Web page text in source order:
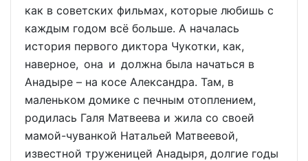
как в советских фильмах, которые любишь с
каждым годом всё больше. А началась
история первого диктора Чукотки, как,
наверное, она и должна была начаться в
Анадыре – на косе Александра. Там, в
маленьком домике с печным отоплением,
родилась Галя Матвеева и жила со своей
мамой-чуванкой Натальей Матвеевой,
известной труженицей Анадыря, долгие годы